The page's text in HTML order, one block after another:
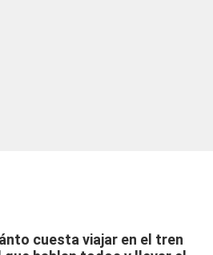
cuesta viajar en el tren